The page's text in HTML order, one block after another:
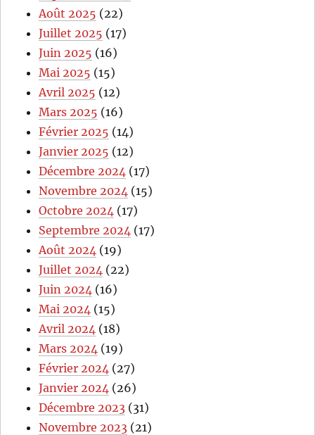
Août 2025 (22)
Juillet 2025 (17)
Juin 2025 (16)
Mai 2025 (15)
Avril 2025 (12)
Mars 2025 (16)
Février 2025 (14)
Janvier 2025 (12)
Décembre 2024 (17)
Novembre 2024 (15)
Octobre 2024 (17)
Septembre 2024 (17)
Août 2024 (19)
Juillet 2024 (22)
Juin 2024 (16)
Mai 2024 (15)
Avril 2024 (18)
Mars 2024 (19)
Février 2024 (27)
Janvier 2024 (26)
Décembre 2023 (31)
Novembre 2023 (21)